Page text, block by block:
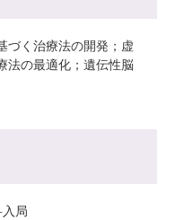
づく治療法の開発；虚
法の最適化；遺伝性脳
局